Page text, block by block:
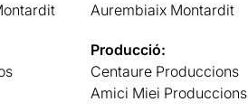
Aurembiaix Montardit
Producció:
Centaure Produccions
Amici Miei Produccions